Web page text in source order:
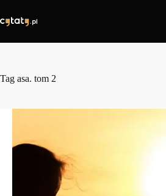
treści
Tag asa. tom 2